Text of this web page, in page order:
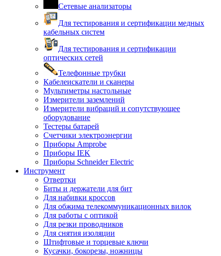
Сетевые анализаторы
Для тестирования и сертификации медных
кабельных систем
Для тестирования и сертификации
оптических сетей
Телефонные трубки
Кабелеискатели и сканеры
Мультиметры настольные
Измерители заземлений
Измерители вибраций и сопутствующее
оборудование
Тестеры батарей
Счетчики электроэнергии
Приборы Amprobe
Приборы IEK
Приборы Schneider Electric
Инструмент
Отвертки
Биты и держатели для бит
Для набивки кроссов
Для обжима телекоммуникационных вилок
Для работы с оптикой
Для резки проводников
Для снятия изоляции
Штифтовые и торцевые ключи
Кусачки, бокорезы, ножницы